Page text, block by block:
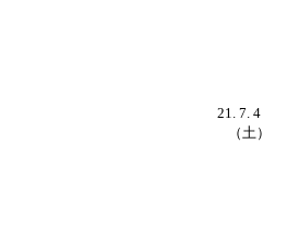
21. 7. 4
（土）